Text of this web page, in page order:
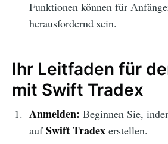
Funktionen können für
herausfordernd sein.
Ihr Leitfaden für
mit Swift Tradex
Anmelden: Beginnen Sie,
aufSwift Tradexerstellen.